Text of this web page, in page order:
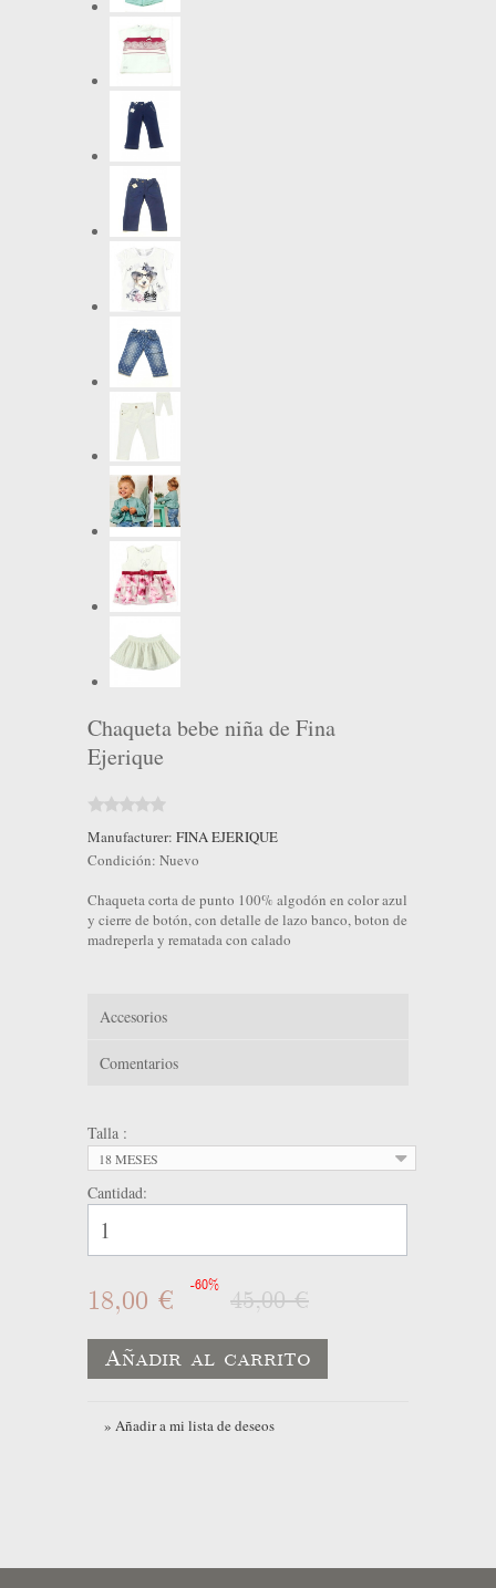
Chaqueta bebe niña de Fina
Ejerique
Manufacturer: FINA EJERIQUE
Condición: Nuevo
Chaqueta corta de punto 100% algodón en color azul
y cierre de botón, con detalle de lazo banco, boton de
madreperla y rematada con calado
Accesorios
Comentarios
Talla :
18 MESES
Cantidad:
18,00 € -60%
45,00 €
Añadir al carrito
» Añadir a mi lista de deseos